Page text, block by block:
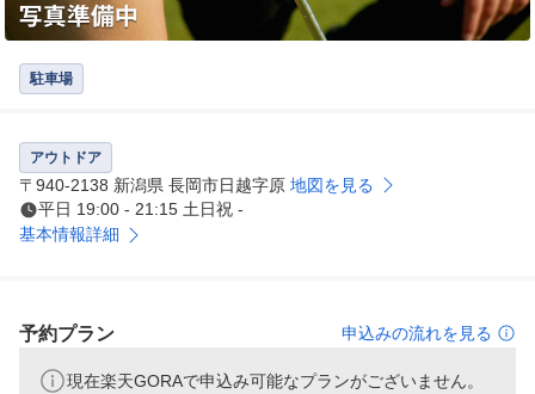
駐車場
アウトドア
〒940-2138 新潟県 長岡市日越字原 地図を見る
平日 19:00 - 21:15 土日祝 -
基本情報詳細
予約プラン 申込みの流れを見る
現在楽天GORAで申込み可能なプランがございません。